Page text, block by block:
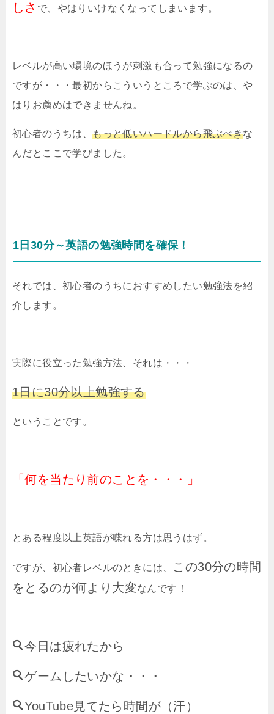
しさ で、やはりいけなくなってしまいます。
レベルが高い環境のほうが刺激も合って勉強になるの
ですが・・・最初からこういうところで学ぶのは、や
はりお薦めはできませんね。
初心者のうちは、もっと低いハードルから飛ぶべきな
んだとここで学びました。
1日30分～英語の勉強時間を確保！
それでは、初心者のうちにおすすめしたい勉強法を紹
介します。
実際に役立った勉強方法、それは・・・
1日に30分以上勉強する
ということです。
「何を当たり前のことを・・・」
とある程度以上英語が喋れる方は思うはず。
ですが、初心者レベルのときには、 この30分の時間
をとるのが何より大変なんです！
今日は疲れたから
ゲームしたいかな・・・
YouTube見てたら時間が（汗）